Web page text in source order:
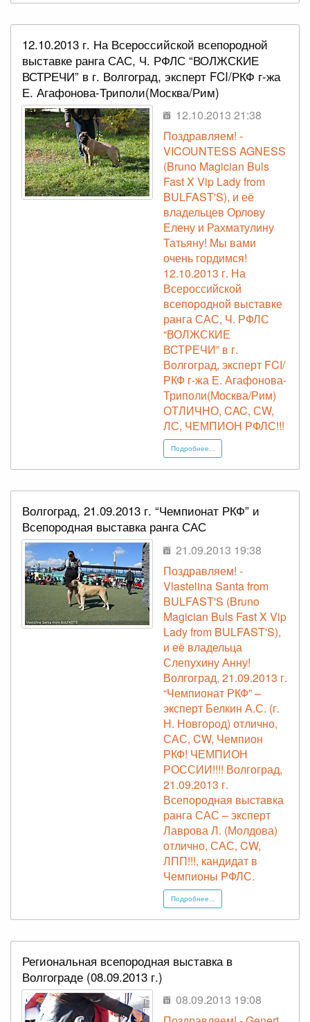
12.10.2013 г. На Всероссийской всепородной
выставке ранга САС, Ч. РФЛС “ВОЛЖСКИЕ
ВСТРЕЧИ” в г. Волгоград, эксперт FCI/РКФ г-жа
Е. Агафонова-Триполи(Москва/Рим)
12.10.2013 21:38
Поздравляем! -
VICOUNTESS AGNESS
(Bruno Magician Buls
Fast X Vip Lady from
BULFAST'S), и её
владельцев Орлову
Елену и Рахматулину
Татьяну! Мы вами
очень гордимся!
12.10.2013 г. На
Всероссийской
всепородной выставке
ранга САС, Ч. РФЛС
“ВОЛЖСКИЕ
ВСТРЕЧИ” в г.
Волгоград, эксперт FCI/
РКФ г-жа Е. Агафонова-
Триполи(Москва/Рим)
ОТЛИЧНО, CAC, СW,
ЛС, ЧЕМПИОН РФЛС!!!
Подробнее...
Волгоград, 21.09.2013 г. “Чемпионат РКФ” и
Всепородная выставка ранга САС
21.09.2013 19:38
Поздравляем! -
Vlastelina Santa from
BULFAST'S (Bruno
Magician Buls Fast X Vip
Lady from BULFAST'S),
и её владельца
Слепухину Анну!
Волгоград, 21.09.2013 г.
“Чемпионат РКФ” –
эксперт Белкин А.С. (г.
Н. Новгород) отлично,
САС, CW, Чемпион
РКФ! ЧЕМПИОН
РОССИИ!!!! Волгоград,
21.09.2013 г.
Всепородная выставка
ранга САС – эксперт
Лаврова Л. (Молдова)
отлично, САС, CW,
ЛПП!!!, кандидат в
Чемпионы РФЛС.
Подробнее...
Региональная всепородная выставка в
Волгограде (08.09.2013 г.)
08.09.2013 19:08